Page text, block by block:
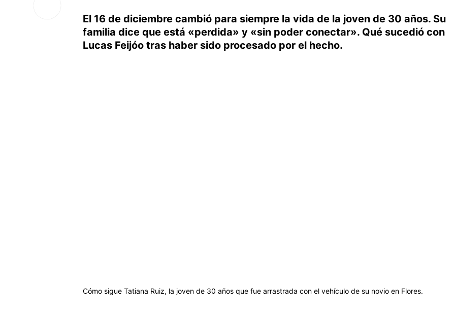
El 16 de diciembre cambió para siempre la vida de la joven de 30 años. Su
familia dice que está «perdida» y «sin poder conectar». Qué sucedió con
Lucas Feijóo tras haber sido procesado por el hecho.
Cómo sigue Tatiana Ruiz, la joven de 30 años que fue arrastrada con el vehículo de su novio en Flores.